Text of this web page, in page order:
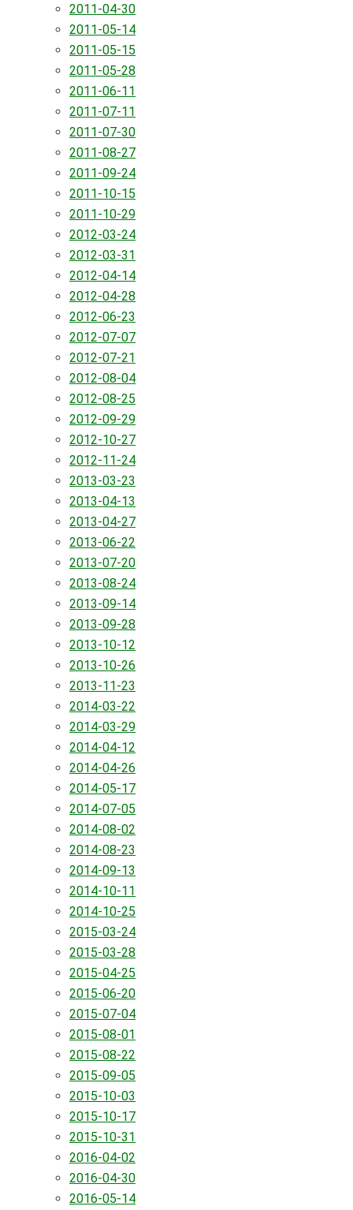
2011-04-30
2011-05-14
2011-05-15
2011-05-28
2011-06-11
2011-07-11
2011-07-30
2011-08-27
2011-09-24
2011-10-15
2011-10-29
2012-03-24
2012-03-31
2012-04-14
2012-04-28
2012-06-23
2012-07-07
2012-07-21
2012-08-04
2012-08-25
2012-09-29
2012-10-27
2012-11-24
2013-03-23
2013-04-13
2013-04-27
2013-06-22
2013-07-20
2013-08-24
2013-09-14
2013-09-28
2013-10-12
2013-10-26
2013-11-23
2014-03-22
2014-03-29
2014-04-12
2014-04-26
2014-05-17
2014-07-05
2014-08-02
2014-08-23
2014-09-13
2014-10-11
2014-10-25
2015-03-24
2015-03-28
2015-04-25
2015-06-20
2015-07-04
2015-08-01
2015-08-22
2015-09-05
2015-10-03
2015-10-17
2015-10-31
2016-04-02
2016-04-30
2016-05-14